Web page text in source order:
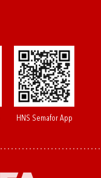
HNS Semafor App